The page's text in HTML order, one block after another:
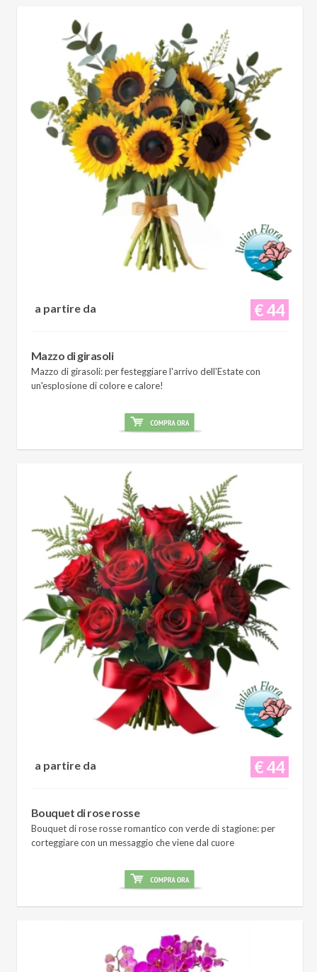
€ 44
a partire da
Mazzo di girasoli
Mazzo di girasoli: per festeggiare l'arrivo dell'Estate con
un'esplosione di colore e calore!
€ 44
a partire da
Bouquet di rose rosse
Bouquet di rose rosse romantico con verde di stagione: per
corteggiare con un messaggio che viene dal cuore